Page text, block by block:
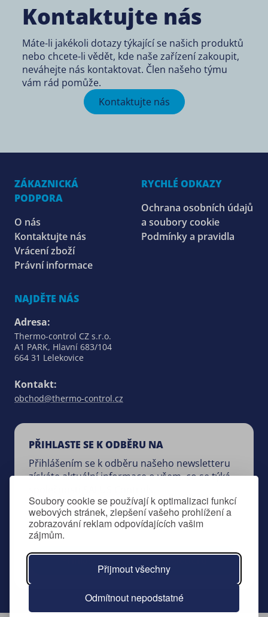
Soubory cookie se používají k optimalizaci funkcí
webových stránek, zlepšení vašeho prohlížení a
zobrazování reklam odpovídajících vašim
zájmům.
Přijmout všechny
Odmítnout nepodstatné
Kontaktujte nás
Máte-li jakékoli dotazy týkající se našich produktů
nebo chcete-li vědět, kde naše zařízení zakoupit,
neváhejte nás kontaktovat. Člen našeho týmu
vám rád pomůže.
Kontaktujte nás
ZÁKAZNICKÁ
PODPORA
O nás
Kontaktujte nás
Vrácení zboží
Právní informace
RYCHLÉ ODKAZY
Ochrana osobních údajů
a soubory cookie
Podmínky a pravidla
NAJDĚTE NÁS
Adresa:
Thermo-control CZ s.r.o.
A1 PARK, Hlavní 683/104
664 31 Lelekovice
Kontakt:
obchod@thermo-control.cz
PŘIHLASTE SE K ODBĚRU NA
Přihlášením se k odběru našeho newsletteru
získáte aktuální informace o všem, co se týká